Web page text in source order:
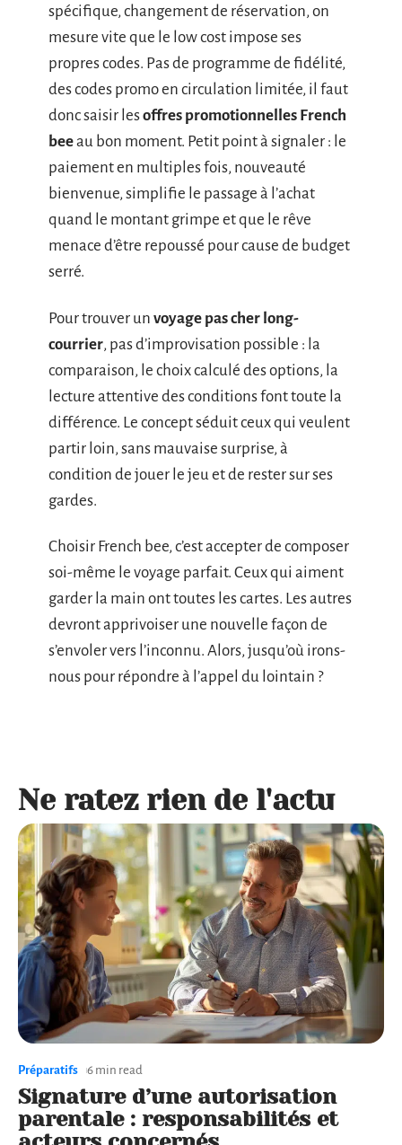
spécifique, changement de réservation, on
mesure vite que le low cost impose ses
propres codes. Pas de programme de fidélité,
des codes promo en circulation limitée, il faut
donc saisir lesoffres promotionnelles French
beeau bon moment. Petit point à signaler : le
paiement en multiples fois, nouveauté
bienvenue, simplifie le passage à l’achat
quand le montant grimpe et que le rêve
menace d’être repoussé pour cause de budget
serré.
Pour trouver un voyage pas cher long-
courrier, pas d’improvisation possible : la
comparaison, le choix calculé des options, la
lecture attentive des conditions font toute la
différence. Le concept séduit ceux qui veulent
partir loin, sans mauvaise surprise, à
condition de jouer le jeu et de rester sur ses
gardes.
Choisir French bee, c’est accepter de composer
soi-même le voyage parfait. Ceux qui aiment
garder la main ont toutes les cartes. Les autres
devront apprivoiser une nouvelle façon de
s’envoler vers l’inconnu. Alors, jusqu’où irons-
nous pour répondre à l’appel du lointain ?
Ne ratez rien de l'actu
Préparatifs 6 min read
Signature d’une autorisation
parentale : responsabilités et